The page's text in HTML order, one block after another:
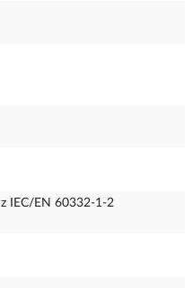
IEC/EN 60332-1-2